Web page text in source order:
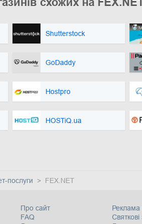
Shutterstock
GoDaddy
Hostpro
HOSTiQ.ua
послуги FEX.NET
Про сайт
FAQ
Реклама